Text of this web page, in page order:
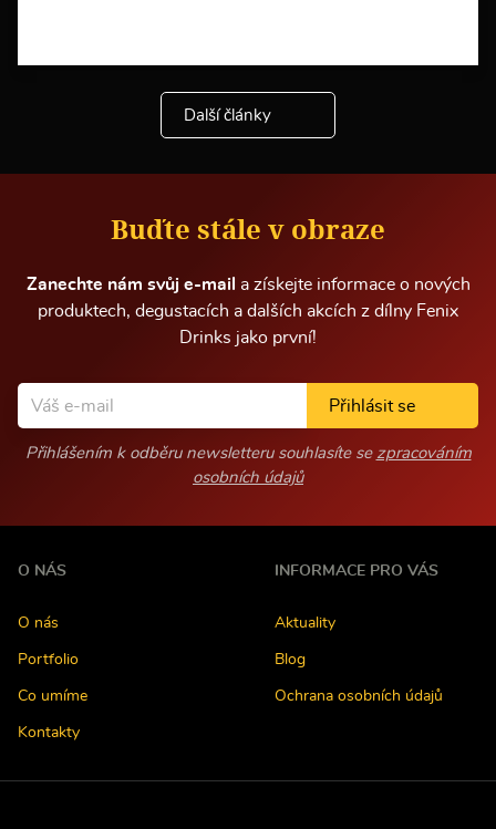
e
i
n
o
m
a
Další články
Buďte stále v obraze
Zanechte nám svůj e-mail
a získejte informace o nových
produktech, degustacích a dalších akcích z dílny Fenix
Drinks jako první!
Přihlásit se
Přihlášením k odběru newsletteru souhlasíte se zpracováním
osobních údajů
O NÁS
O nás
Portfolio
Co umíme
Kontakty
INFORMACE PRO VÁS
Aktuality
Blog
Ochrana osobních údajů